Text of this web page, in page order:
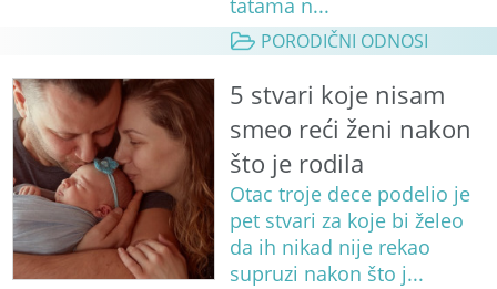
tatama n...
PORODIČNI ODNOSI
5 stvari koje nisam
smeo reći ženi nakon
što je rodila
Otac troje dece podelio je
pet stvari za koje bi želeo
da ih nikad nije rekao
supruzi nakon što j...